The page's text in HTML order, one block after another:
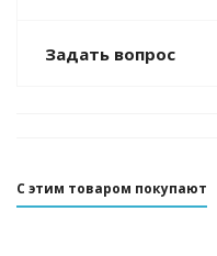
Задать вопрос
С этим товаром покупают